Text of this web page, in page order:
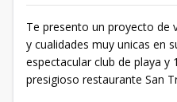
Te presento un proyecto de
y cualidades muy unicas en
espectacular club de playa y
presigioso restaurante San